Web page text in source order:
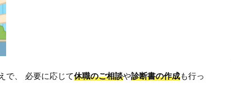
で、 必要に応じて休職のご相談や診断書の作成も行っ